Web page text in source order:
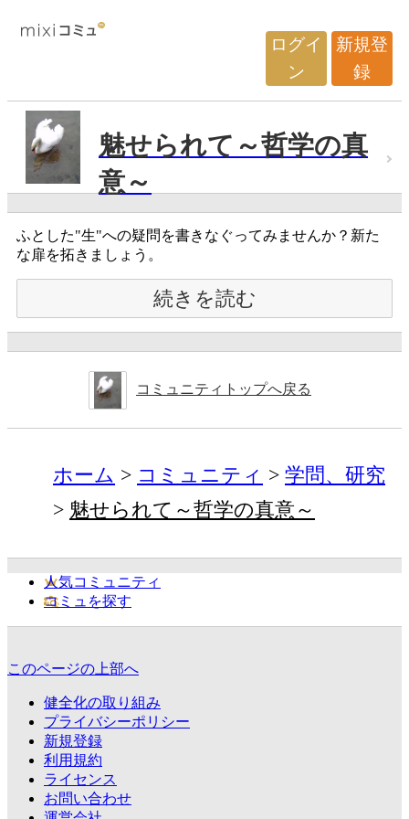
ログイ
ン
新規登
録
魅せられて～哲学の真
意～
ふとした"生"への疑問を書きなぐってみませんか？新た
な扉を拓きましょう。
続きを読む
コミュニティトップへ戻る
ホーム コミュニティ
学問、研究
魅せられて～哲学の真意～
人気コミュニティ
コミュを探す
このページの上部へ
健全化の取り組み
プライバシーポリシー
新規登録
利用規約
ライセンス
お問い合わせ